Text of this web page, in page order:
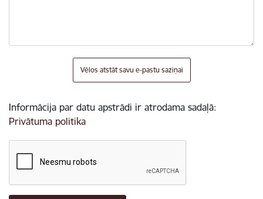
Vēlos atstāt savu e-pastu saziņai
Informācija par datu apstrādi ir atrodama sadaļā:
Privātuma politika